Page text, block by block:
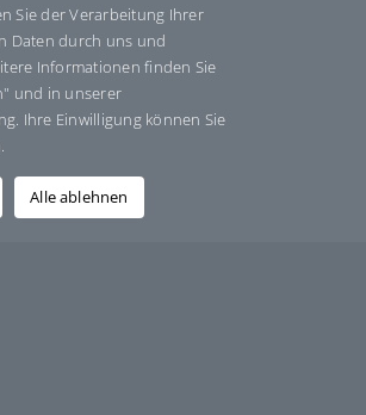
BlueskyRedditLinkedInWhatsAppTelegram
E-
Mail
Grafik-Design-Jutta-Sucker
Sie der Verarbeitung Ihrer
Daten durch uns und
Informationen finden Sie
und in unserer
Ihre Einwilligung können Sie
Alle ablehnen